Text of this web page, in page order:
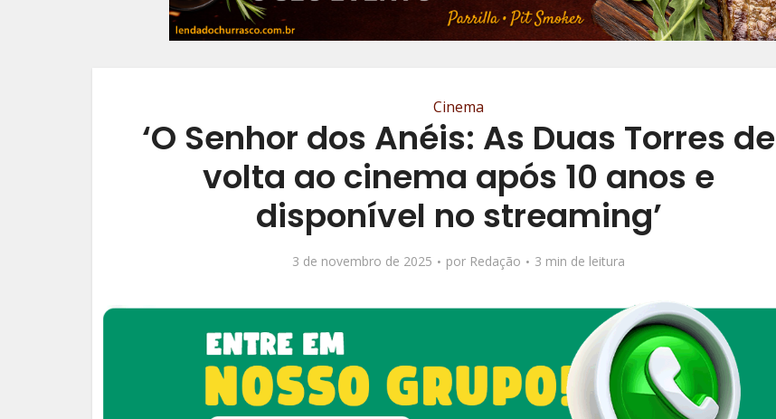
Cinema
‘O Senhor dos Anéis: As Duas Torres de
volta ao cinema após 10 anos e
disponível no streaming’
3 de novembro de 2025 por Redação 3 min de leitura